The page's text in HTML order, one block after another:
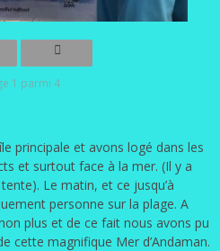
1 parmi 4
principale et avons logé dans les
et surtout face à la mer. (Il y a
Le matin, et ce jusqu’à
personne sur la plage. A
plus et de ce fait nous avons pu
cette magnifique Mer d’Andaman.